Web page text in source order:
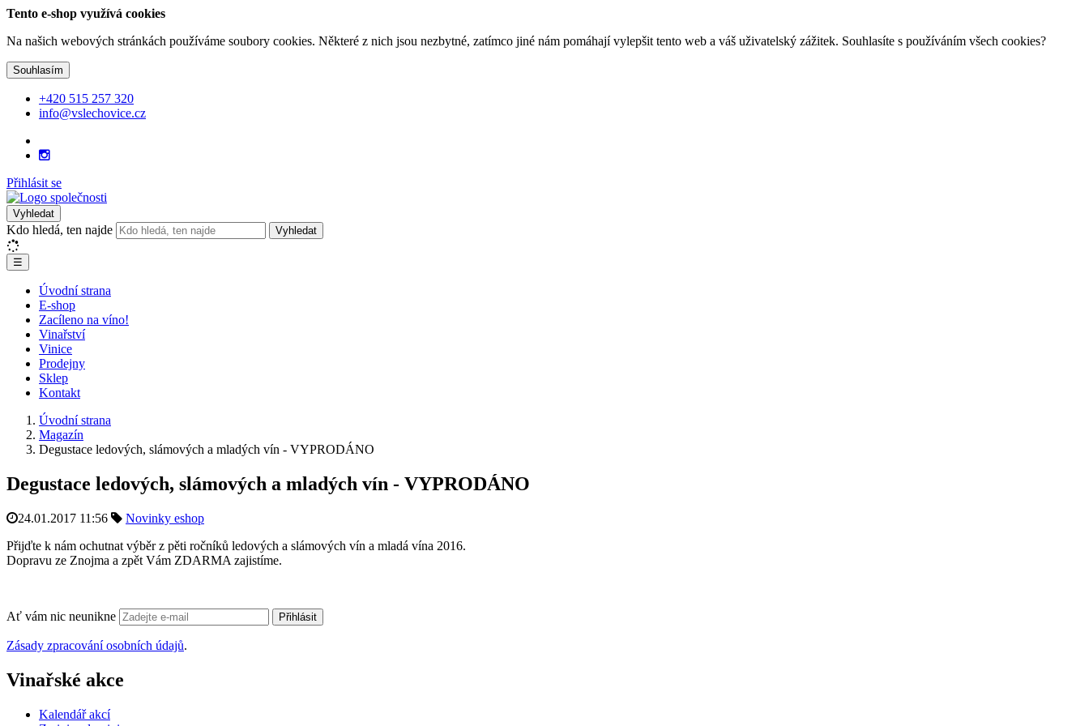
Tento e-shop využívá cookies
Na našich webových stránkách používáme soubory cookies. Některé z nich jsou nezbytné, zatímco jiné nám pomáhají vylepšit tento web a váš uživatelský zážitek. Souhlasíte s používáním všech cookies?
Souhlasím
+420 515 257 320
info@vslechovice.cz
Přihlásit se
Vyhledat
Kdo hledá, ten najde Vyhledat
☰
Úvodní strana
E-shop
Zacíleno na víno!
Vinařství
Vinice
Prodejny
Sklep
Kontakt
Úvodní strana
Magazín
Degustace ledových, slámových a mladých vín - VYPRODÁNO
Degustace ledových, slámových a mladých vín - VYPRODÁNO
24.01.2017 11:56
Novinky eshop
Přijďte k nám ochutnat výběr z pěti ročníků ledových a slámových vín a mladá vína 2016.
Dopravu ze Znojma a zpět Vám ZDARMA zajistíme.
Ať vám nic neunikne Přihlásit
Zásady zpracování osobních údajů.
Vinařské akce
Kalendář akcí